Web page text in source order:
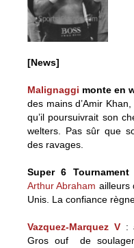
[News]
Malignaggi monte en
des mains d’Amir
qu’il poursuivrait son
welters. Pas sûr que
des ravages.
Super 6 Tournament:
Arthur Abraham ailleurs
Unis. La confiance
Vazquez-Marquez V :
Gros ouf de